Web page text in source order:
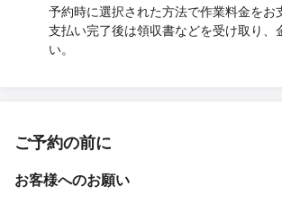
予約時に選択された方法で作業料金をお
支払い完了後は領収書などを受け取り、
い。
ご予約の前に
お客様へのお願い